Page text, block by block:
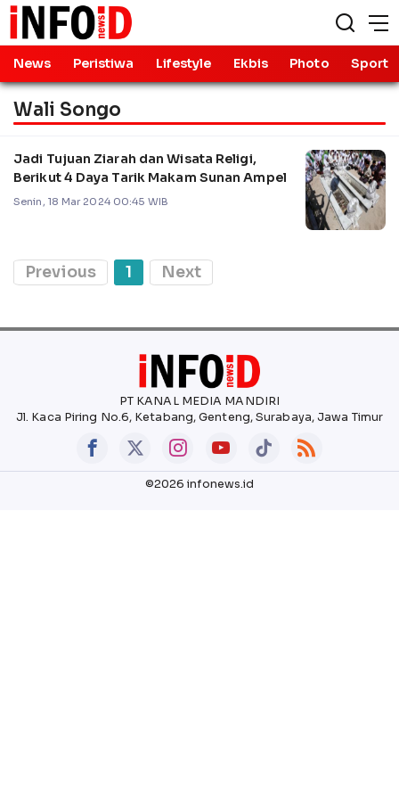
News Peristiwa Lifestyle Ekbis Photo Sport
Wali Songo
Jadi Tujuan Ziarah dan Wisata Religi,
Berikut 4 Daya Tarik Makam Sunan Ampel
Senin, 18 Mar 2024 00:45 WIB
Previous 1 Next
PT KANAL MEDIA MANDIRI
Jl. Kaca Piring No.6, Ketabang, Genteng, Surabaya, Jawa Timur
©2026 infonews.id